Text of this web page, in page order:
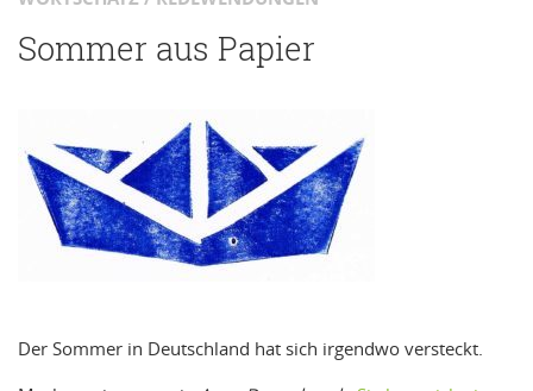
Sommer aus Papier
Der Sommer in Deutschland hat sich irgendwo versteckt.